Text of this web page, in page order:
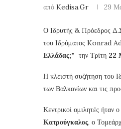
από Kedisa.gr 29
Ο Ιδρυτής & Πρόεδρος
του Ιδρύματος Konrad
Ελλάδας;” την Τρίτη 22
Η κλειστή συζήτηση του
των Βαλκανίων και τις
Κεντρικοί ομιλητές
Κατρούγκαλος, ο